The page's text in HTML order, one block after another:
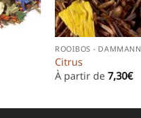
ROOIBOS - DAMMANN
Citrus
À partir de 7,30€